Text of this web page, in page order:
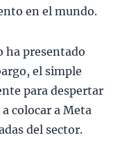
en el mundo.
ha presentado
el simple
para despertar
colocar a Meta
del sector.